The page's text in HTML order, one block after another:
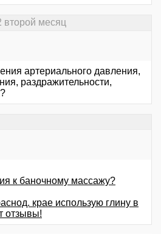
второй месяц
артериального давления,
раздражительности,
к баночному массажу?
крае использую глину в
отзывы!